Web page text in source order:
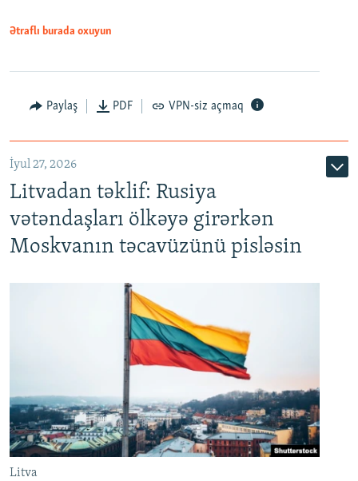
Ətraflı burada oxuyun
Paylaş PDF VPN-siz açmaq
İyul 27, 2026
Litvadan təklif: Rusiya
vətəndaşları ölkəyə girərkən
Moskvanın təcavüzünü pisləsin
Litva